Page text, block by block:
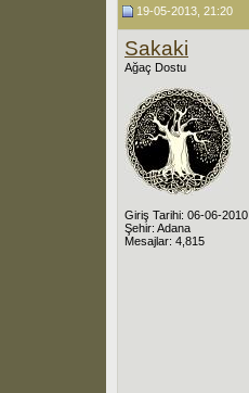
19-05-2013, 21:20
Sakaki
Ağaç Dostu
Giriş Tarihi: 06-06-2010
Şehir: Adana
Mesajlar: 4,815